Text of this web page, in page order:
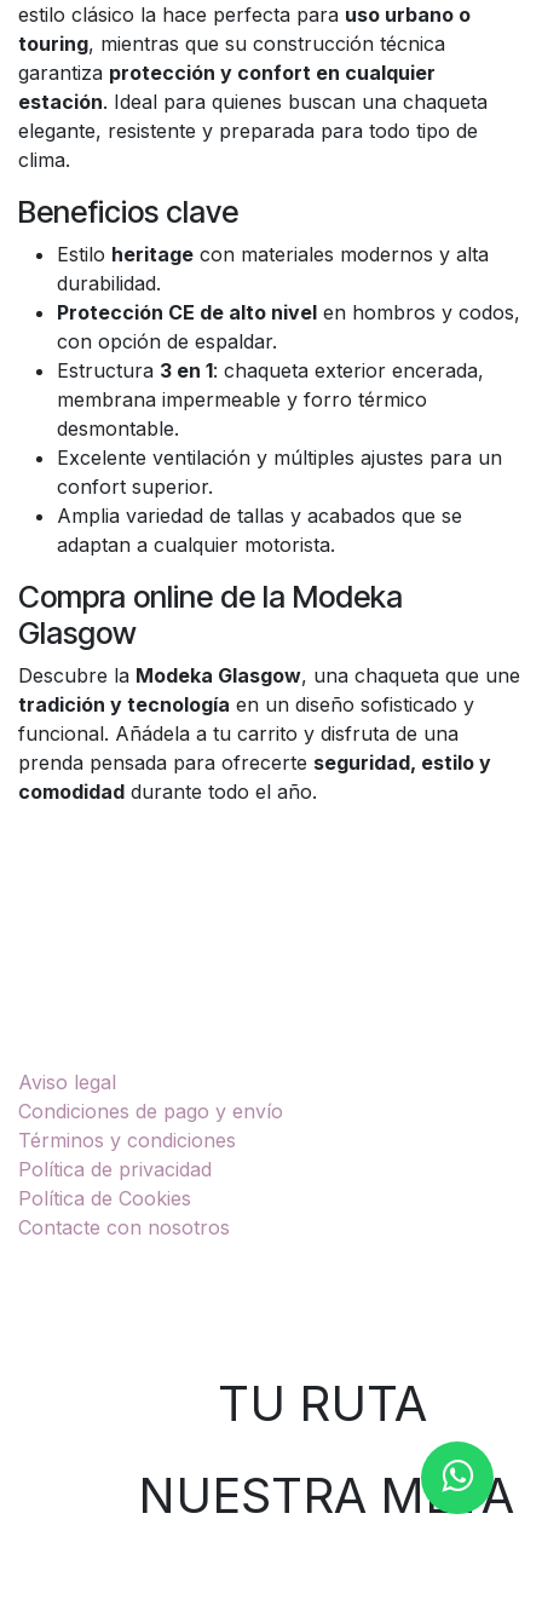
estilo clásico la hace perfecta para uso urbano o
touring, mientras que su construcción técnica
garantiza protección y confort en cualquier
estación. Ideal para quienes buscan una chaqueta
elegante, resistente y preparada para todo tipo de
clima.
Beneficios clave
Estilo heritage con materiales modernos y alta
durabilidad.
Protección CE de alto nivel en hombros y codos,
con opción de espaldar.
Estructura 3 en 1: chaqueta exterior encerada,
membrana impermeable y forro térmico
desmontable.
Excelente ventilación y múltiples ajustes para un
confort superior.
Amplia variedad de tallas y acabados que se
adaptan a cualquier motorista.
Compra online de la Modeka
Glasgow
Descubre la Modeka Glasgow, una chaqueta que une
tradición y tecnología en un diseño sofisticado y
funcional. Añádela a tu carrito y disfruta de una
prenda pensada para ofrecerte seguridad, estilo y
comodidad durante todo el año.
Aviso legal
Condiciones de pago y envío
Términos y condiciones
Política de privacidad
Política de Cookies
Contacte con nosotros
TU RUTA
NUESTRA META